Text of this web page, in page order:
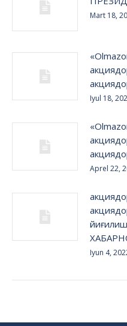
Mart 18,
Iyul 18,
Aprel 22,
Iyun 4,